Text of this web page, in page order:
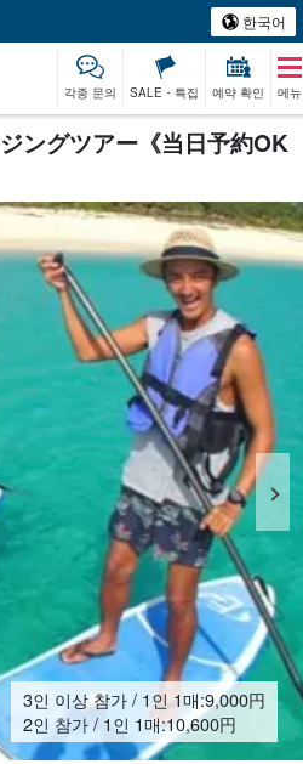
한국어
각종 문의 SALE・특집 예약 확인 메뉴
ングツアー《当日予約OK
3인 이상 참가 / 1인 1매:9,000円
2인 참가 / 1인 1매:10,600円